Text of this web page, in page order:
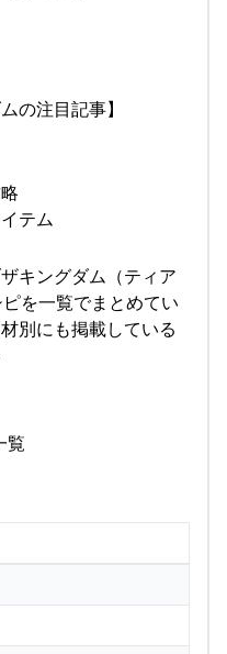
の注目記事】
テム
キングダム（ティア
を一覧でまとめてい
別にも掲載している
覧